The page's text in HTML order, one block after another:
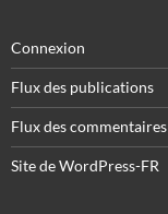
Connexion
Flux des publications
Flux des commentaires
Site de WordPress-FR